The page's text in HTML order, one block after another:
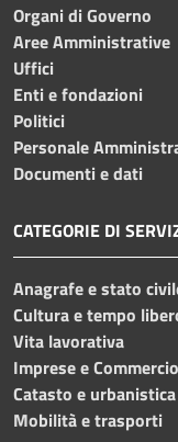
Organi di Governo
Aree Amministrative
Uffici
Enti e fondazioni
Politici
Personale
Documenti e dati
CATEGORIE DI
Anagrafe e stato
Cultura e tempo
Vita lavorativa
Imprese e Commercio
Catasto e urbanistica
Mobilità e trasporti